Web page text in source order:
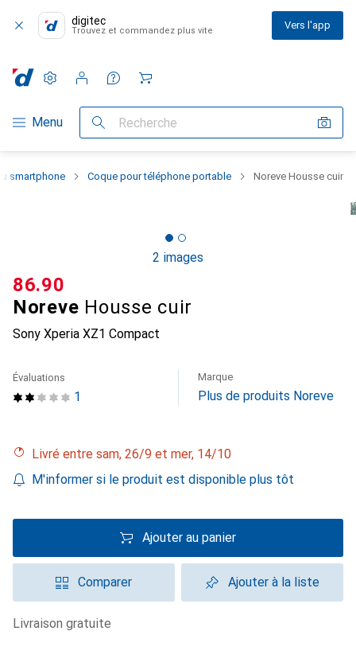
digitec
Trouvez et commandez plus vite Vers l'app
Navigation par catégorie
Menu Recherche
Paramètres
Compte client
Listes de comparaison
Listes d'envies
Panier
smartphone Coque pour téléphone portable Noreve Housse cuir
2 images
Noreve Housse cuir
Sony Xperia XZ1 Compact
CHF
86.90
1
Évaluations Marque
Plus de produits Noreve
Livré entre sam, 26/9 et mer, 14/10
M'informer si le produit est disponible plus tôt
Ajouter au panier
Comparer Ajouter à la liste
livraison gratuite